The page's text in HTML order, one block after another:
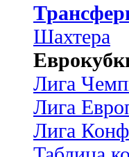
Шахтера
Лига
Лига
Лига